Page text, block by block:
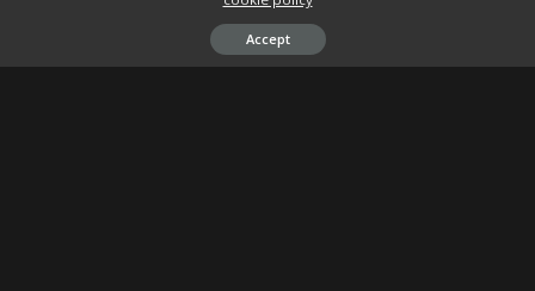
sebagai kesempatan buat membeli aset berkualitas dengan
harga lebih murah, asalkan kamu yakin dengan fundamentalnya.
Accept